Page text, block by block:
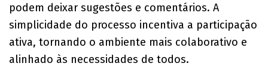
podem deixar sugestões e comentários. A
simplicidade do processo incentiva a participação
ativa, tornando o ambiente mais colaborativo e
alinhado às necessidades de todos.